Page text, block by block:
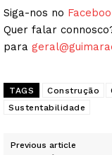
Artigos
Europa
Siga-nos no
Quer falar
para
TAGS Construção
Sustentabilidade
Previous article